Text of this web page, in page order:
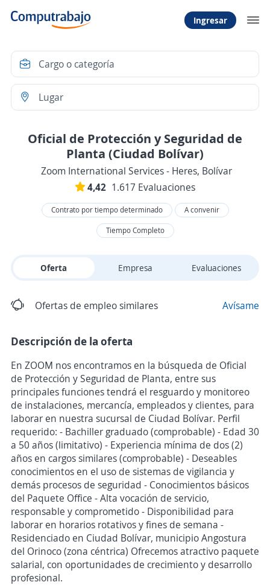
Ingresar
Oficial de Protección y Seguridad de
Planta (Ciudad Bolívar)
Zoom International Services - Heres, Bolívar
4,42 1.617 Evaluaciones
Contrato por tiempo determinado
A convenir
Tiempo Completo
Oferta Empresa Evaluaciones
Ofertas de empleo similares Avísame
Descripción de la oferta
En ZOOM nos encontramos en la búsqueda de Oficial
de Protección y Seguridad de Planta, entre sus
principales funciones tendrá el resguardo y monitoreo
de instalaciones, mercancía, empleados y clientes, para
laborar en nuestra sucursal de Ciudad Bolívar. Perfil
requerido: - Bachiller graduado (comprobable) - Edad 30
a 50 años (limitativo) - Experiencia mínima de dos (2)
años en cargos similares (comprobable) - Deseables
conocimientos en el uso de sistemas de vigilancia y
demás procesos de seguridad - Conocimientos básicos
del Paquete Office - Alta vocación de servicio,
responsable y comprometido - Disponibilidad para
laborar en horarios rotativos y fines de semana -
Residenciado en Ciudad Bolívar, municipio Angostura
del Orinoco (zona céntrica) Ofrecemos atractivo paquete
salarial, con oportunidades de crecimiento y desarrollo
profesional.